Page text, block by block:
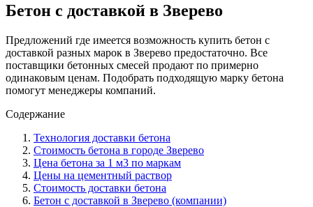
Бетон с доставкой в Зверево
Предложений где имеется возможность купить бетон с
доставкой разных марок в Зверево предостаточно. Все
поставщики бетонных смесей продают по примерно
одинаковым ценам. Подобрать подходящую марку бетона
помогут менеджеры компаний.
Содержание
Технология доставки бетона
Стоимость бетона в городе Зверево
Цена бетона за 1 м3 по маркам
Цены на цементный раствор
Стоимость доставки бетона
Бетон с доставкой в Зверево (компании)